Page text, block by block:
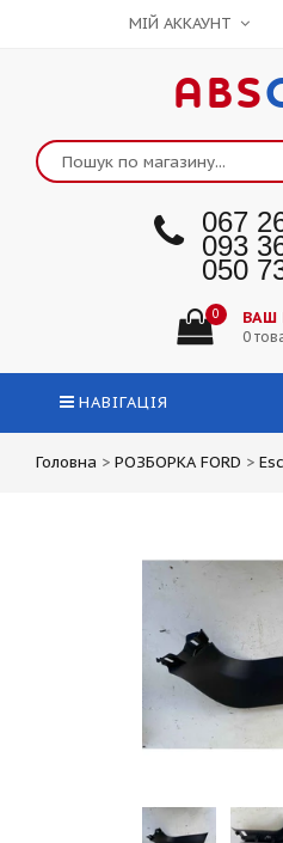
МІЙ АККАУНТ
ABS
067
093
050
0 ВАШ
0
НАВІГАЦІЯ
Головна > РОЗБОРКА FORD >